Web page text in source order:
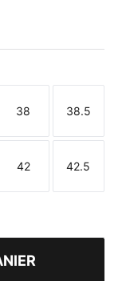
Taille
38
Taille
38.5
Taille
42
Taille
42.5